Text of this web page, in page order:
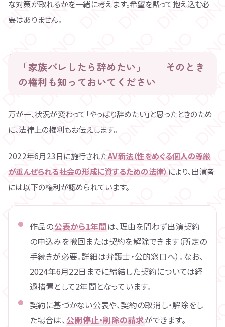
な対策が取れるかを一緒に考えます。希望を黙って抱え込む必
要はありません。
「家族バレしたら辞めたい」——そのとき
の権利も知っておいてください
万が一、状況が変わって「やっぱり辞めたい」と思ったときのため
に、法律上の権利もお伝えします。
2022年6月23日に施行されたAV新法（性をめぐる個人の尊厳
が重んぜられる社会の形成に資するための法律） により、出演者
には以下の権利が認められています。
作品の公表から1年間は、理由を問わず出演契約
の申込みを撤回または契約を解除できます（所定の
手続きが必要。詳細は弁護士・公的窓口へ）。なお、
2024年6月22日までに締結した契約については経
過措置として2年間となっています。
契約に基づかない公表や、契約の取消し・解除をし
た場合は、 公開停止・削除の請求ができます。